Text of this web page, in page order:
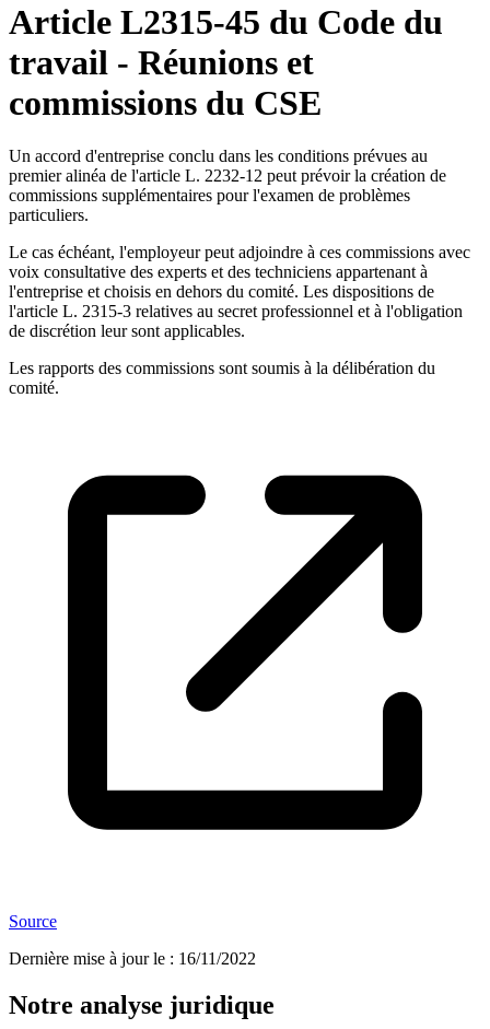
Article L2315-45 du Code du
travail - Réunions et
commissions du CSE
Un accord d'entreprise conclu dans les conditions prévues au
premier alinéa de l'article L. 2232-12 peut prévoir la création de
commissions supplémentaires pour l'examen de problèmes
particuliers.
Le cas échéant, l'employeur peut adjoindre à ces commissions avec
voix consultative des experts et des techniciens appartenant à
l'entreprise et choisis en dehors du comité. Les dispositions de
l'article L. 2315-3 relatives au secret professionnel et à l'obligation
de discrétion leur sont applicables.
Les rapports des commissions sont soumis à la délibération du
comité.
Source
Dernière mise à jour le : 16/11/2022
Notre analyse juridique